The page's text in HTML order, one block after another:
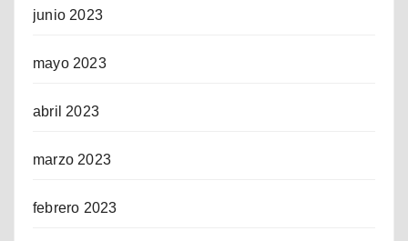
junio 2023
mayo 2023
abril 2023
marzo 2023
febrero 2023